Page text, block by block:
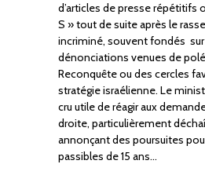
d’articles de presse répétitifs
S » tout de suite après le
incriminé, souvent fondés
dénonciations venues de
Reconquête ou des cercles
stratégie israélienne. Le
cru utile de réagir aux
droite, particulièrement
annonçant des poursuites
passibles de 15 ans…